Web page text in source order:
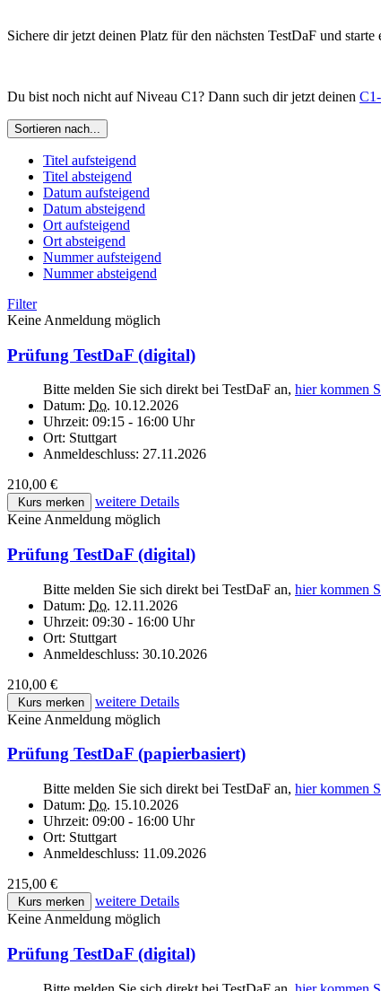
Sichere dir jetzt deinen Platz für den nächsten TestDaF und
Du bist noch nicht auf Niveau C1? Dann such dir jetzt deinen
Sortieren nach...
Titel aufsteigend
Titel absteigend
Datum aufsteigend
Datum absteigend
Ort aufsteigend
Ort absteigend
Nummer aufsteigend
Nummer absteigend
Filter
Keine Anmeldung möglich
Prüfung TestDaF (digital)
Bitte melden Sie sich direkt bei TestDaF an, hier kommen
Datum: Do. 10.12.2026
Uhrzeit: 09:15 - 16:00 Uhr
Ort: Stuttgart
Anmeldeschluss: 27.11.2026
210,00 €
Kurs merken
weitere Details
Keine Anmeldung möglich
Prüfung TestDaF (digital)
Bitte melden Sie sich direkt bei TestDaF an, hier kommen
Datum: Do. 12.11.2026
Uhrzeit: 09:30 - 16:00 Uhr
Ort: Stuttgart
Anmeldeschluss: 30.10.2026
210,00 €
Kurs merken
weitere Details
Keine Anmeldung möglich
Prüfung TestDaF (papierbasiert)
Bitte melden Sie sich direkt bei TestDaF an, hier kommen
Datum: Do. 15.10.2026
Uhrzeit: 09:00 - 16:00 Uhr
Ort: Stuttgart
Anmeldeschluss: 11.09.2026
215,00 €
Kurs merken
weitere Details
Keine Anmeldung möglich
Prüfung TestDaF (digital)